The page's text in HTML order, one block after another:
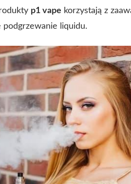
p1 vape korzystają z
liquidu.